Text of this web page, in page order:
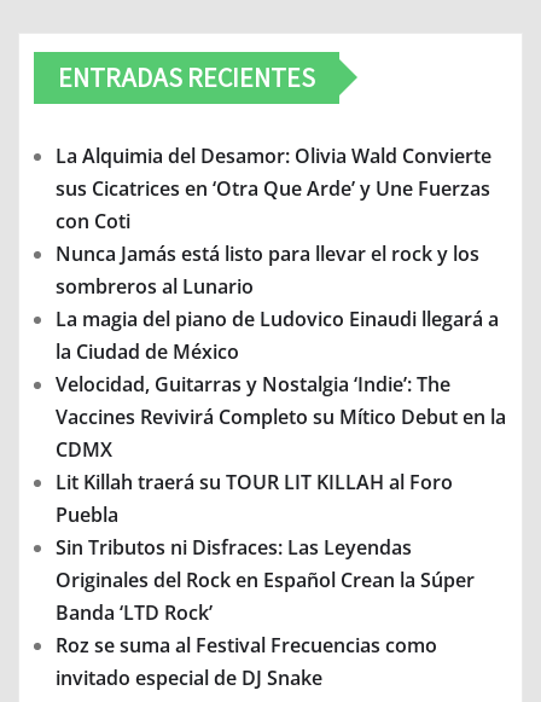
ENTRADAS RECIENTES
La Alquimia del Desamor: Olivia Wald Convierte
sus Cicatrices en ‘Otra Que Arde’ y Une Fuerzas
con Coti
Nunca Jamás está listo para llevar el rock y los
sombreros al Lunario
La magia del piano de Ludovico Einaudi llegará a
la Ciudad de México
Velocidad, Guitarras y Nostalgia ‘Indie’: The
Vaccines Revivirá Completo su Mítico Debut en la
CDMX
Lit Killah traerá su TOUR LIT KILLAH al Foro
Puebla
Sin Tributos ni Disfraces: Las Leyendas
Originales del Rock en Español Crean la Súper
Banda ‘LTD Rock’
Roz se suma al Festival Frecuencias como
invitado especial de DJ Snake